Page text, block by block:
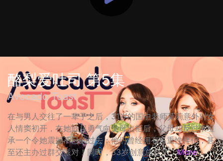
酪梨爱吐司 第5集
Avocado Toast
在与男人交往了一辈子之后，31岁的国中老师莫莉意外对女
人情窦初开，在她鼓起勇气向父母出柜后，父母却反过来坦
承一个令她震撼不已的过去：他们曾经拥有多重性伴侣，甚
至还主办过群交派对！同时，33岁创意总监艾... More